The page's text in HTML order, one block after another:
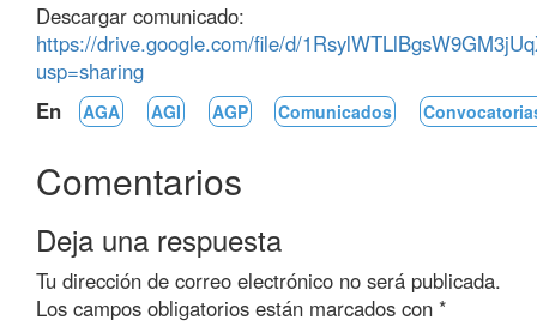
Descargar comunicado:
https://drive.google.com/file/d/
usp=sharing
En
AGA AGI AGP Comunicados
Comentarios
Deja una respuesta
Tu dirección de correo electrónico no será publicada.
Los campos obligatorios están marcados con *